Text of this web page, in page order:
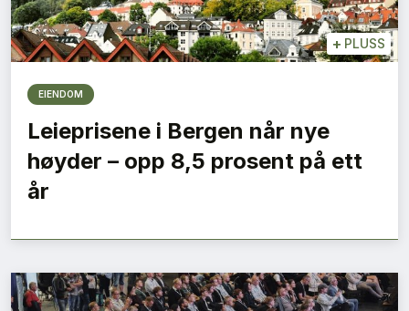
+ PLUSS
EIENDOM
Leieprisene i Bergen når nye
høyder – opp 8,5 prosent på ett
år